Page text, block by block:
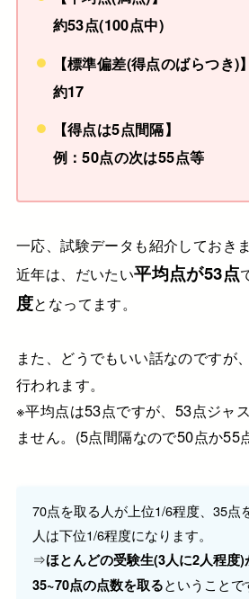
約53点(100点中)
【標準偏差(得点のばらつき)】
約17
【得点は5点間隔】
例：50点の次は55点等
一応、試験データも紹介しておきま
近年は、だいたい平均点が53点
度となってます。
また、どうでもいい話なのですが、
行われます。
※平均点は53点ですが、53点ジャ
ません。(5点間隔なので50点か55
70点を取る人が上位1/6程度、35点
人は下位1/6程度になります。
⇒ほとんどの受験生(3人に2人程度)
35~70点の点数を取るということで